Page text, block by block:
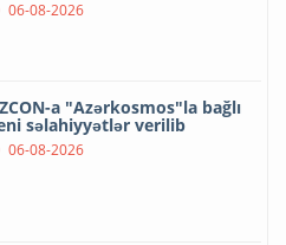
06-08-2026
a "Azərkosmos"la bağlı
səlahiyyətlər verilib
06-08-2026